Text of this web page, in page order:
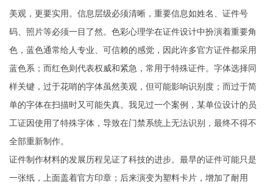
美观，更要实用。信息层级必须清晰，重要信息如姓名、证件号
码、照片等必须一目了然。色彩心理学在证件设计中扮演着重要角
色，蓝色通常给人专业、可信赖的感觉，因此许多官方证件都采用
蓝色系；而红色则代表权威和紧急，常用于特殊证件。字体选择同
样关键，过于花哨的字体虽然美观，但可能影响识别度；而过于简
单的字体在扫描时又可能失真。我见过一个案例，某单位设计的员
工证因使用了特殊字体，导致在门禁系统上无法识别，最终不得不
全部重新制作。
证件制作材料的发展历程见证了科技的进步。最早的证件可能只是
一张纸，上面盖着官方印章；后来演变为塑料卡片，增加了耐用